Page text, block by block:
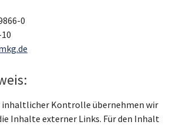
0
Kontrolle übernehmen wir
Inhalte externer Links. Für den Inhalt